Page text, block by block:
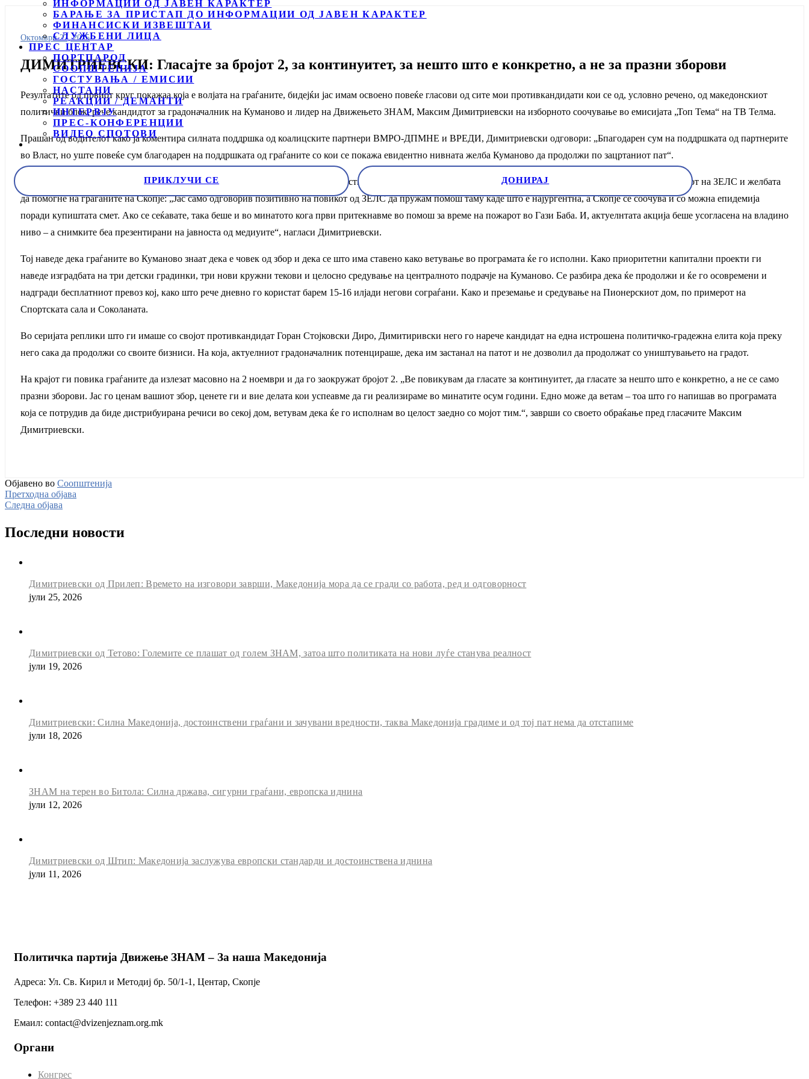
ИНФОРМАЦИИ ОД ЈАВЕН КАРАКТЕР
БАРАЊЕ ЗА ПРИСТАП ДО ИНФОРМАЦИИ ОД ЈАВЕН КАРАКТЕР
ФИНАНСИСКИ ИЗВЕШТАИ
СЛУЖБЕНИ ЛИЦА
ПРЕС ЦЕНТАР
ПОРТПАРОЛ
СООПШТЕНИЈА
ГОСТУВАЊА / ЕМИСИИ
НАСТАНИ
РЕАКЦИИ / ДЕМАНТИ
ИНТЕРВЈУ
ПРЕС-КОНФЕРЕНЦИИ
ВИДЕО СПОТОВИ
ПРИКЛУЧИ СЕ ДОНИРАЈ
Октомври 27, 2025
ДИМИТРИЕВСКИ: Гласајте за бројот 2, за континуитет, за нешто што е конкретно, а не за празни зборови
Резултатите од првиот круг покажаа која е волјата на граѓаните, бидејќи јас имам освоено повеќе гласови од сите мои противкандидати кои се од, условно речено, од македонскиот
политички блок, рече кандидтот за градоначалник на Куманово и лидер на Движењето ЗНАМ, Максим Димитриевски на изборното соочување во емисијата „Топ Тема“ на ТВ Телма.
Прашан од водителот како ја коментира силната поддршка од коалицските партнери ВМРО-ДПМНЕ и ВРЕДИ, Димитриевски одговори: „Бпагодарен сум на поддршката од партнерите
во Власт, но уште повеќе сум благодарен на поддршката од граѓаните со кои се покажа евидентно нивната желба Куманово да продолжи по зацртаниот пат“.
Во текот на дебатата Димитриевски потенцираше дека испратил возило и логистичка поддршка за чистење на сметот во Општина Центар како одговор на повикот на ЗЕЛС и желбата
да помогне на граѓаните на Скопје: „Јас само одговорив позитивно на повикот од ЗЕЛС да пружам помош таму каде што е најургентна, а Скопје се соочува и со можна епидемија
поради купиштата смет. Ако се сеќавате, така беше и во минатото кога први притекнавме во помош за време на пожарот во Гази Баба. И, актуелнтата акција беше усогласена на владино
ниво – а снимките беа презентирани на јавноста од медиуите“, нагласи Димитриевски.
Тој наведе дека граѓаните во Куманово знаат дека е човек од збор и дека се што има ставено како ветување во програмата ќе го исполни. Како приоритетни капитални проекти ги
наведе изградбата на три детски градинки, три нови кружни текови и целосно средување на централното подрачје на Куманово. Се разбира дека ќе продолжи и ќе го осовремени и
надгради бесплатниот превоз кој, како што рече дневно го користат барем 15-16 илјади негови сограѓани. Како и преземање и средување на Пионерскиот дом, по примерот на
Спортската сала и Соколаната.
Во серијата реплики што ги имаше со својот противкандидат Горан Стојковски Диро, Димитиривски него го нарече кандидат на една истрошена политичко-градежна елита која преку
него сака да продолжи со своите бизниси. На која, актуелниот градоначалник потенцираше, дека им застанал на патот и не дозволил да продолжат со уништувањето на градот.
На крајот ги повика граѓаните да излезат масовно на 2 ноември и да го заокружат бројот 2. „Ве повикувам да гласате за континуитет, да гласате за нешто што е конкретно, а не се само
празни зборови. Јас го ценам вашиот збор, ценете ги и вие делата кои успеавме да ги реализираме во минатите осум години. Едно може да ветам – тоа што го напишав во програмата
која се потрудив да биде дистрибуирана речиси во секој дом, ветувам дека ќе го исполнам во целост заедно со мојот тим.“, заврши со своето обраќање пред гласачите Максим
Димитриевски.
Објавено во Соопштенија
Претходна објава
Следна објава
Последни новости
Димитриевски од Прилеп: Времето на изговори заврши, Македонија мора да се гради со работа, ред и одговорност
јули 25, 2026
Димитриевски од Тетово: Големите се плашат од голем ЗНАМ, затоа што политиката на нови луѓе станува реалност
јули 19, 2026
Димитриевски: Силна Македонија, достоинствени граѓани и зачувани вредности, таква Македонија градиме и од тој пат нема да отстапиме
јули 18, 2026
ЗНАМ на терен во Битола: Силна држава, сигурни граѓани, европска иднина
јули 12, 2026
Димитриевски од Штип: Македонија заслужува европски стандарди и достоинствена иднина
јули 11, 2026
Политичка партија Движење ЗНАМ – За наша Македонија
Адреса: Ул. Св. Кирил и Методиј бр. 50/1-1, Центар, Скопје
Телефон: +389 23 440 111
Емаил: contact@dvizenjeznam.org.mk
Органи
Конгрес